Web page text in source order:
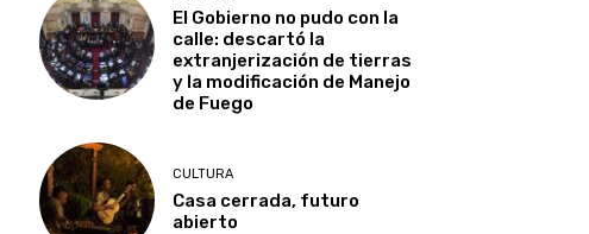
El Gobierno no pudo con la
calle: descartó la
extranjerización de tierras
y la modificación de Manejo
de Fuego
CULTURA
Casa cerrada, futuro
abierto